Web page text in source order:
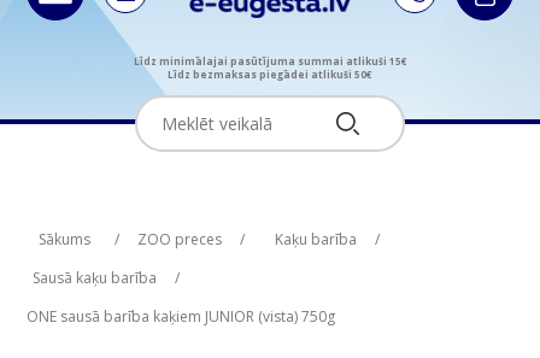
Līdz minimālajai pasūtījuma summai atlikuši 15€
Līdz bezmaksas piegādei atlikuši 50€
Sākums / ZOO preces / Kaķu barība
/
Sausā kaķu barība
/
ONE sausā barība kaķiem JUNIOR (vista) 750g